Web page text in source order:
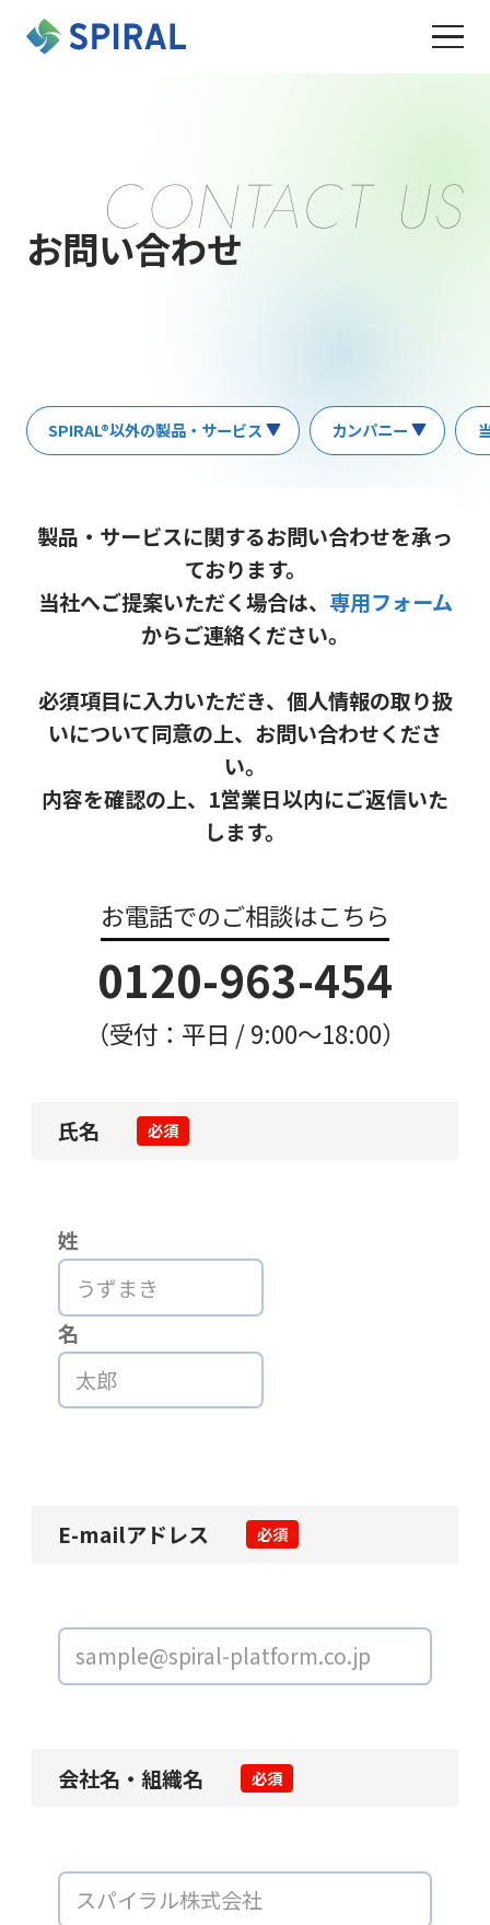
お問い合わせ
SPIRAL®以外の製品・サービス カンパニー
製品・サービスに関するお問い合わせを承っ
ております。
当社へご提案いただく場合は、 専用フォーム
からご連絡ください。
必須項目に入力いただき、個人情報の取り扱
いについて同意の上、お問い合わせくださ
い。
内容を確認の上、1営業日以内にご返信いた
します。
お電話でのご相談はこちら
0120-963-454
（受付：平日 / 9:00〜18:00）
氏名 必須
姓
名
E-mailアドレス 必須
会社名・組織名 必須